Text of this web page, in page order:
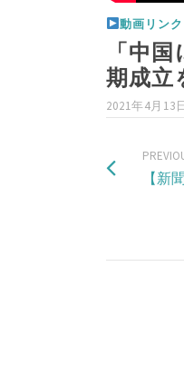
動画リンク
「中
期成立
2021年4月13
【新